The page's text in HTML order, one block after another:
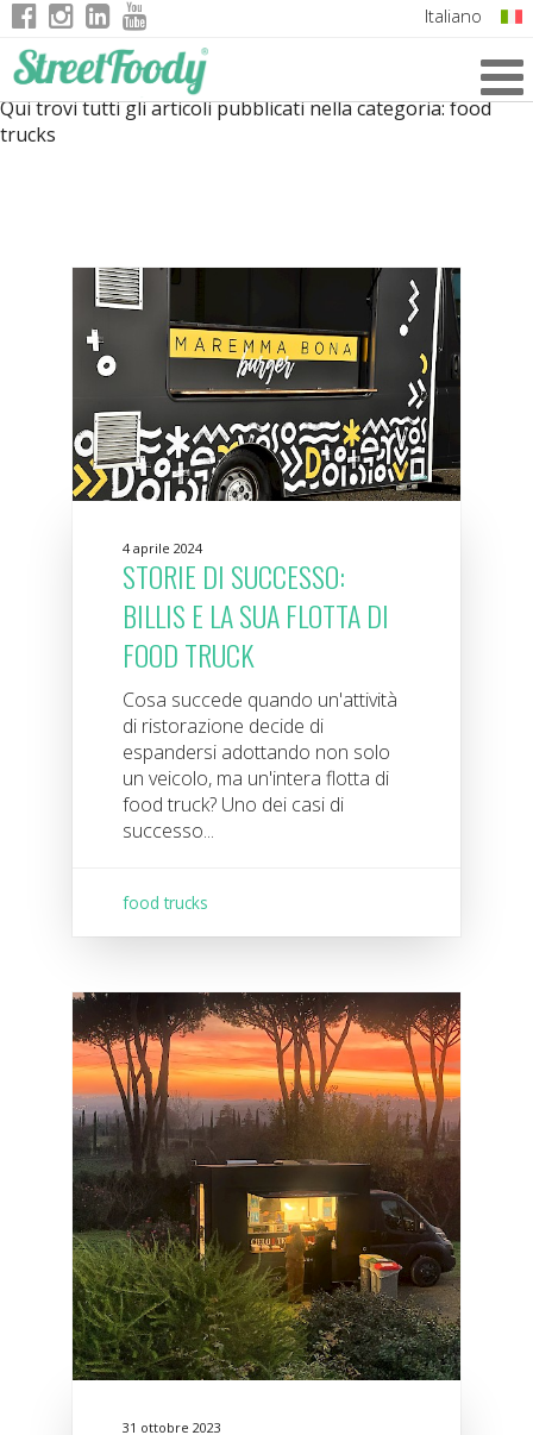
Italiano
German
Qui trovi tutti gli articoli pubblicati nella categoria:food
trucks
4 aprile 2024
STORIE DI SUCCESSO:
BILLIS E LA SUA FLOTTA DI
FOOD TRUCK
Cosa succede quando un'attività
di ristorazione decide di
espandersi adottando non solo
un veicolo, ma un'intera flotta di
food truck? Uno dei casi di
successo...
food trucks
31 ottobre 2023